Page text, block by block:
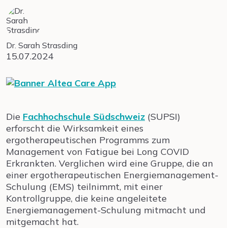
Dr. Sarah Strasding
15.07.2024
Die Fachhochschule Südschweiz (SUPSI)
erforscht die Wirksamkeit eines
ergotherapeutischen Programms zum
Management von Fatigue bei Long COVID
Erkrankten. Verglichen wird eine Gruppe, die an
einer ergotherapeutischen Energiemanagement-
Schulung (EMS) teilnimmt, mit einer
Kontrollgruppe, die keine angeleitete
Energiemanagement-Schulung mitmacht und
mitgemacht hat.